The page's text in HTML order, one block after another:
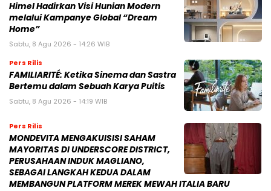
Himel Hadirkan Visi Hunian Modern
melalui Kampanye Global “Dream
Home”
Sabtu, 8 Agu 2026 - 14:26 WIB
Pers Rilis
FAMILIARITÉ: Ketika Sinema dan Sastra
Bertemu dalam Sebuah Karya Puitis
Sabtu, 8 Agu 2026 - 14:19 WIB
Pers Rilis
MONDEVITA MENGAKUISISI SAHAM
MAYORITAS DI UNDERSCORE DISTRICT,
PERUSAHAAN INDUK MAGLIANO,
SEBAGAI LANGKAH KEDUA DALAM
MEMBANGUN PLATFORM MEREK MEWAH ITALIA BARU